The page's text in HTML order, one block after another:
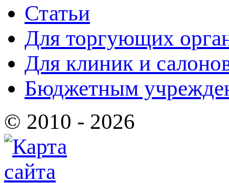
Статьи
Для торгующих
Для клиник и
Бюджетным
© 2010 - 2026